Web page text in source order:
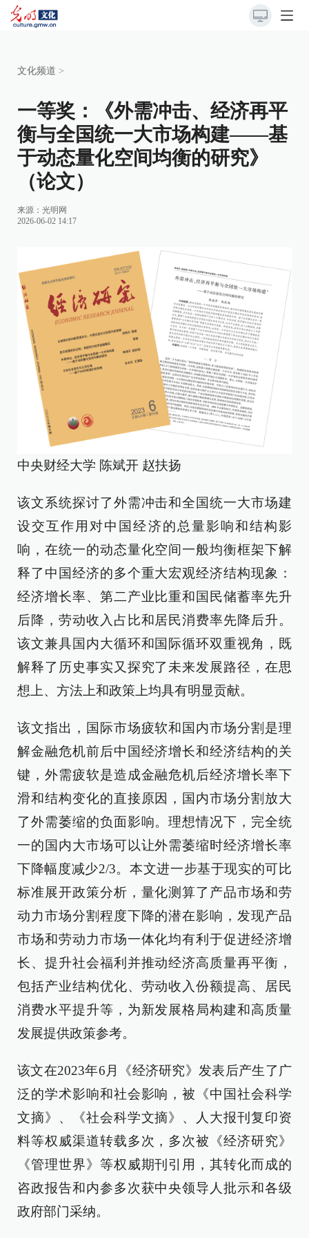
文化频道 >
一等奖：《外需冲击、经济再平
衡与全国统一大市场构建——基
于动态量化空间均衡的研究》
（论文）
来源： 光明网
2026-06-02 14:17
中央财经大学 陈斌开 赵扶扬
该文系统探讨了外需冲击和全国统一大市场建
设交互作用对中国经济的总量影响和结构影
响，在统一的动态量化空间一般均衡框架下解
释了中国经济的多个重大宏观经济结构现象：
经济增长率、第二产业比重和国民储蓄率先升
后降，劳动收入占比和居民消费率先降后升。
该文兼具国内大循环和国际循环双重视角，既
解释了历史事实又探究了未来发展路径，在思
想上、方法上和政策上均具有明显贡献。
该文指出，国际市场疲软和国内市场分割是理
解金融危机前后中国经济增长和经济结构的关
键，外需疲软是造成金融危机后经济增长率下
滑和结构变化的直接原因，国内市场分割放大
了外需萎缩的负面影响。理想情况下，完全统
一的国内大市场可以让外需萎缩时经济增长率
下降幅度减少2/3。本文进一步基于现实的可比
标准展开政策分析，量化测算了产品市场和劳
动力市场分割程度下降的潜在影响，发现产品
市场和劳动力市场一体化均有利于促进经济增
长、提升社会福利并推动经济高质量再平衡，
包括产业结构优化、劳动收入份额提高、居民
消费水平提升等，为新发展格局构建和高质量
发展提供政策参考。
该文在2023年6月《经济研究》发表后产生了广
泛的学术影响和社会影响，被《中国社会科学
文摘》、《社会科学文摘》、人大报刊复印资
料等权威渠道转载多次，多次被《经济研究》
《管理世界》等权威期刊引用，其转化而成的
咨政报告和内参多次获中央领导人批示和各级
政府部门采纳。